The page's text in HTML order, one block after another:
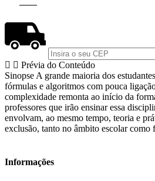
Prévia do Conteúdo
Sinopse A grande maioria dos
fórmulas e algoritmos com pouca
complexidade remonta ao início da
professores que irão ensinar essa
envolvam, ao mesmo tempo, teoria e
exclusão, tanto no âmbito escolar
Informações